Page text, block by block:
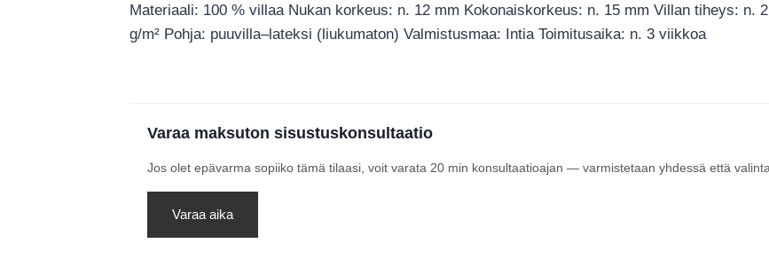
Materiaali: 100 % villaa Nukan korkeus: n. 12 mm Kokonaiskorkeus: n. 15 mm Villan tiheys: n.
g/m² Pohja: puuvilla–lateksi (liukumaton) Valmistusmaa: Intia Toimitusaika: n. 3 viikkoa
Varaa maksuton sisustuskonsultaatio
Jos olet epävarma sopiiko tämä tilaasi, voit varata 20 min konsultaatioajan — varmistetaan yhdessä että
Varaa aika